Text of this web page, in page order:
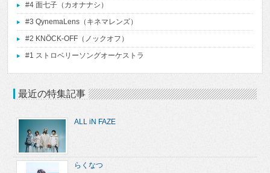
#4 面七子（カオナナシ）
#3 QynemaLens（キネマレンズ）
#2 KNÖCK-OFF（ノックオフ）
#1 ストロベリーソングオーケストラ
最近の特集記事
ALL iN FAZE
らくなつ